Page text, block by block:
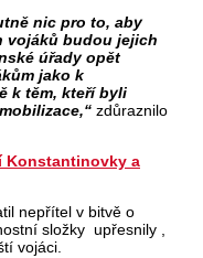
nic pro to, aby
vojáků budou jejich
úřady opět
jako k
k těm, kteří byli
zdůraznilo
Konstantinovky a
nepřítel v bitvě o
složky upřesnily ,
vojáci.